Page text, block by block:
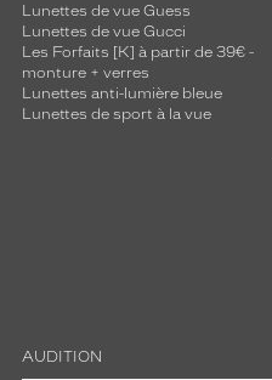
Lunettes de vue Guess
Lunettes de vue Gucci
Les Forfaits [K] à partir de 39€ -
monture + verres
Lunettes anti-lumière bleue
Lunettes de sport à la vue
AUDITION